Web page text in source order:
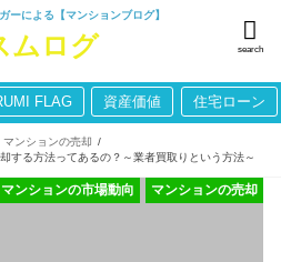
ーによる【マンションブログ】
search
FLAG 資産価値 住宅ローン
マンションの売却
する方法ってあるの？～業者買取りという方法～
マンションの売却
マンションの市場動向